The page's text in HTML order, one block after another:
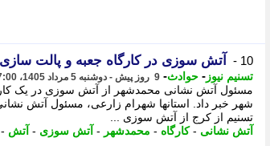
10 - آتش سوزی در کارگاه جعبه و پالت
تسنیم نیوز - حوادث- 9 روز پیش - دوشنبه 5 مرداد 1405، 17:00
مسئول آتش نشانی محمدشهر از آتش سوزی در یک
شهر خبر داد. استانها شهرام زارعی، مسئول آتش
تسنیم از کرج از آتش سوزی ...
آتش نشانی -کارگاه - محمدشهر - آتش سوزی - آتش -